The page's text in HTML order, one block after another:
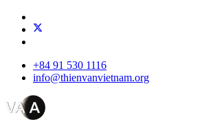
+84 91 530 1116
info@thienvanvietnam.org